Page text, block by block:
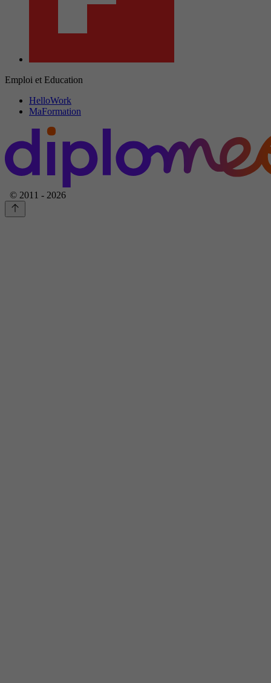
Emploi et Education
HelloWork
MaFormation
© 2011 - 2026